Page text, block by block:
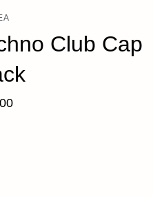
Club Cap